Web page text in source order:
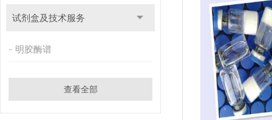
试剂盒及技术服务
明胶酶谱
查看全部